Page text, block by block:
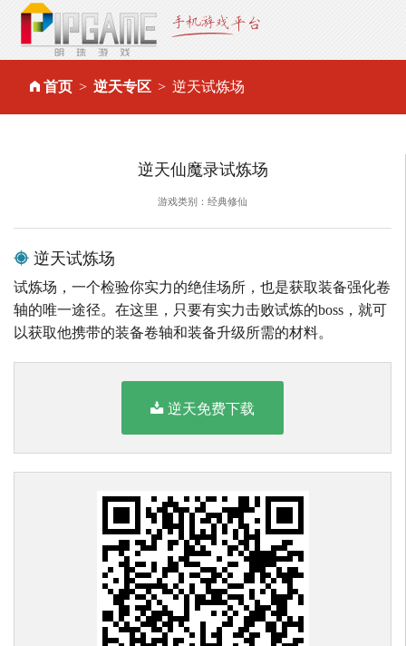
首页 逆天专区 逆天试炼场
逆天仙魔录试炼场
游戏类别：经典修仙
逆天试炼场
试炼场，一个检验你实力的绝佳场所，也是获取装备强化卷
轴的唯一途径。在这里，只要有实力击败试炼的boss，就可
以获取他携带的装备卷轴和装备升级所需的材料。
逆天免费下载